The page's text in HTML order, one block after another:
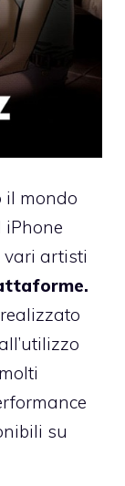
il mondo
vari artisti
su